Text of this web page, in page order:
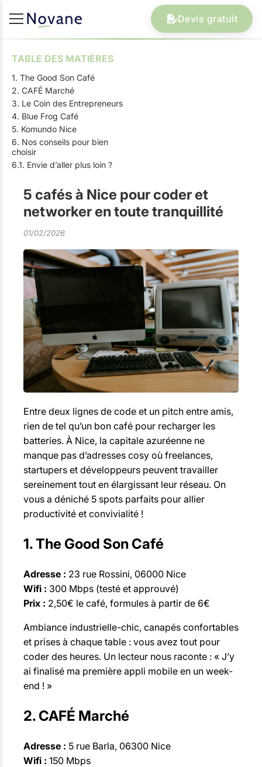
Devis gratuit
TABLE DES MATIÈRES
1. The Good Son Café
2. CAFÉ Marché
3. Le Coin des Entrepreneurs
4. Blue Frog Café
5. Komundo Nice
6. Nos conseils pour bien
choisir
6.1. Envie d’aller plus loin ?
5 cafés à Nice pour coder et
networker en toute tranquillité
01/02/2026
Entre deux lignes de code et un pitch entre amis,
rien de tel qu’un bon café pour recharger les
batteries. À Nice, la capitale azuréenne ne
manque pas d’adresses cosy où freelances,
startupers et développeurs peuvent travailler
sereinement tout en élargissant leur réseau. On
vous a déniché 5 spots parfaits pour allier
productivité et convivialité !
1. The Good Son Café
Adresse : 23 rue Rossini, 06000 Nice
Wifi : 300 Mbps (testé et approuvé)
Prix : 2,50€ le café, formules à partir de 6€
Ambiance industrielle-chic, canapés confortables
et prises à chaque table : vous avez tout pour
coder des heures. Un lecteur nous raconte : « J’y
ai finalisé ma première appli mobile en un week-
end ! »
2. CAFÉ Marché
Adresse : 5 rue Barla, 06300 Nice
Wifi : 150 Mbps